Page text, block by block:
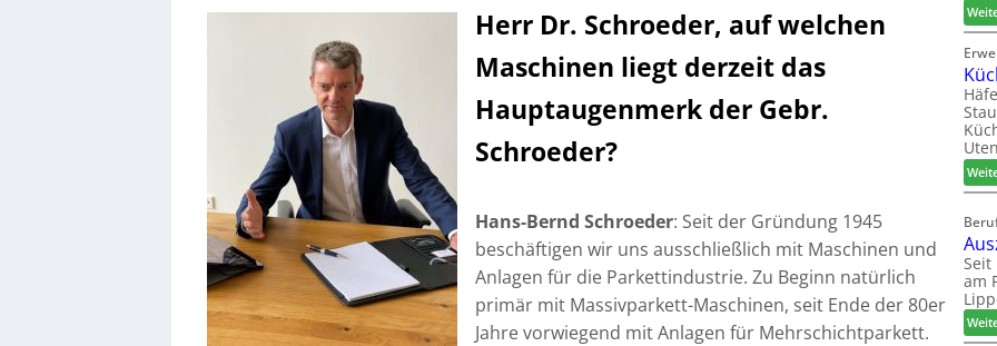
Herr Dr. Schroeder, auf welchen
Maschinen liegt derzeit das
Hauptaugenmerk der Gebr.
Schroeder?
Hans-Bernd Schroeder: Seit der Gründung 1945
beschäftigen wir uns ausschließlich mit Maschinen und
Anlagen für die Parkettindustrie. Zu Beginn natürlich
primär mit Massivparkett-Maschinen, seit Ende der 80er
Jahre vorwiegend mit Anlagen für Mehrschichtparkett.
Seit
am